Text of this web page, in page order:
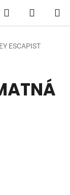
Hľadať
KOŠÍK
ESCAPIST